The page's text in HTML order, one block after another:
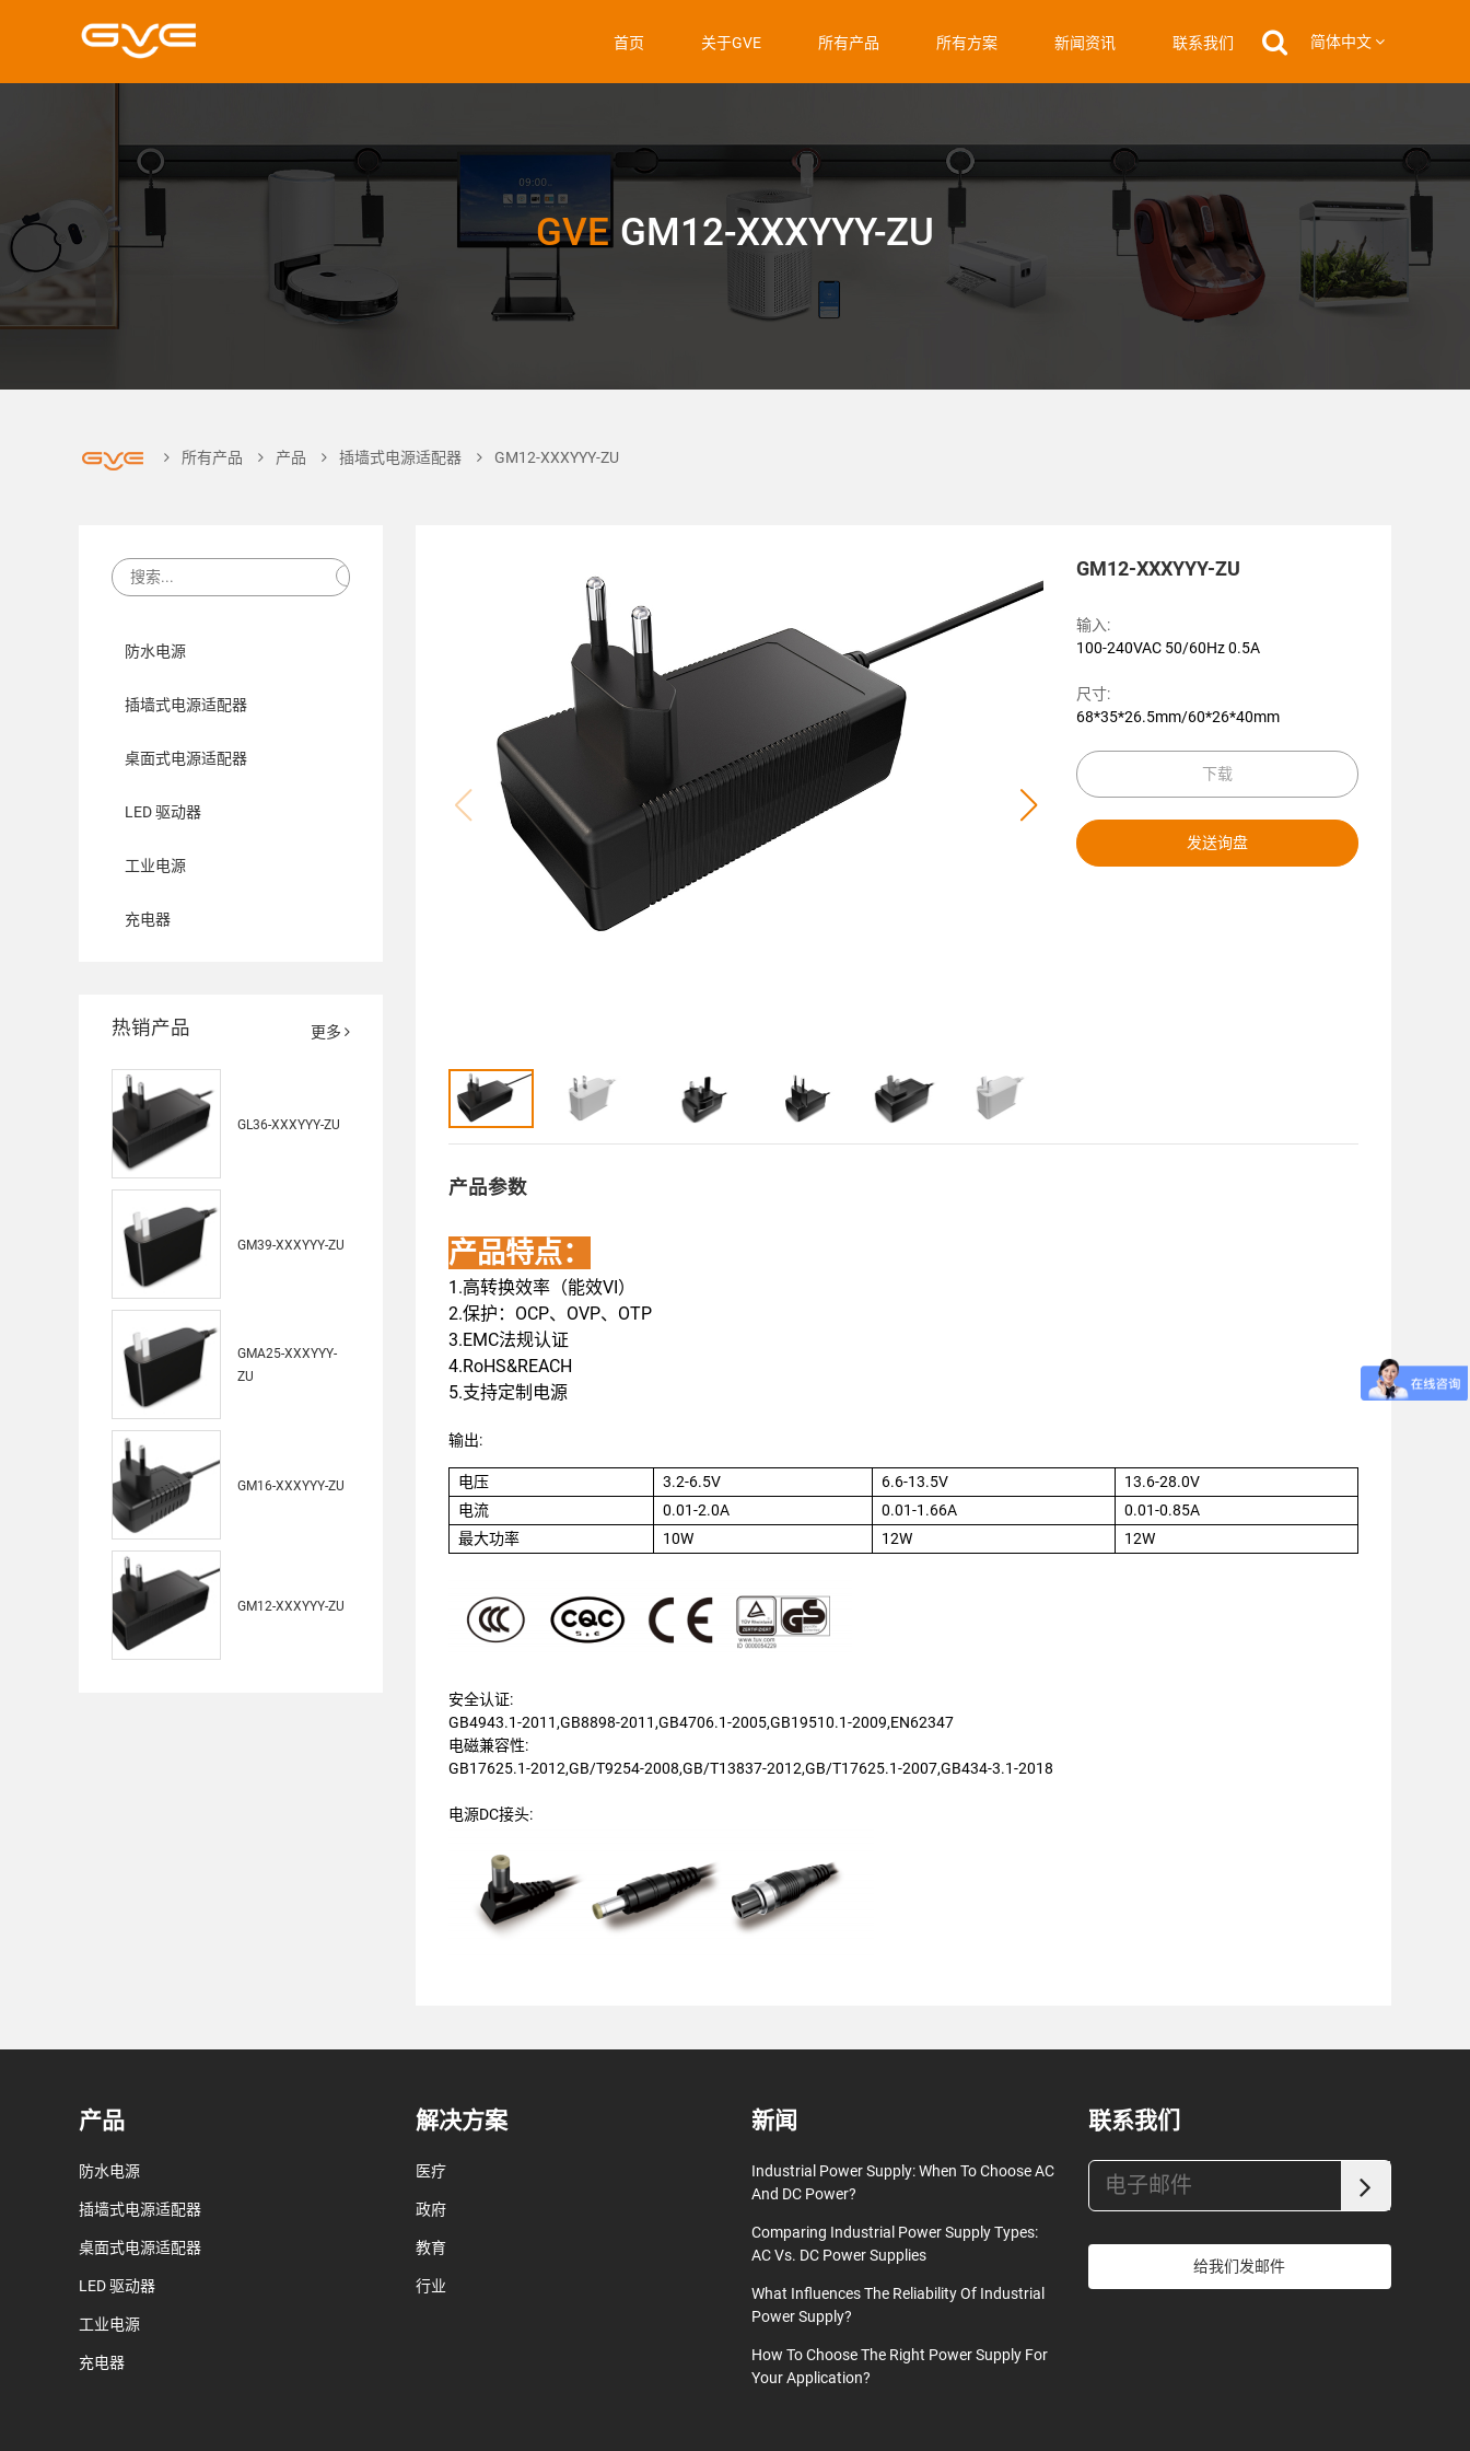
首页 关于GVE 所有产品 所有方案 新闻资讯 联系我们 简体中文
GVE GM12-XXXYYY-ZU
所有产品 产品 插墙式电源适配器 GM12-XXXYYY-ZU
GM12-XXXYYY-ZU
输入:
100-240VAC 50/60Hz 0.5A
尺寸:
68*35*26.5mm/60*26*40mm
下载
发送询盘
产品参数
产品特点：
1.高转换效率（能效VI）
2.保护：OCP、OVP、OTP
3.EMC法规认证
4.RoHS&REACH
5.支持定制电源
输出:
电压 3.2-6.5V 6.6-13.5V
13.6-28.0V
电流
0.01-2.0A 0.01-1.66A
0.01-0.85A
最大功率
10W 12W 12W
安全认证:
GB4943.1-2011,GB8898-2011,GB4706.1-2005,GB19510.1-2009,EN62347
电磁兼容性:
GB17625.1-2012,GB/T9254-2008,GB/T13837-2012,GB/T17625.1-2007,GB434-3.1-2018
电源DC接头:
防水电源
插墙式电源适配器
桌面式电源适配器
LED 驱动器
工业电源
充电器
热销产品 更多
GL36-XXXYYY-ZU
GM39-XXXYYY-ZU
GMA25-XXXYYY-
ZU
GM16-XXXYYY-ZU
GM12-XXXYYY-ZU
产品
防水电源
插墙式电源适配器
桌面式电源适配器
LED 驱动器
工业电源
充电器
解决方案
医疗
政府
教育
行业
新闻
Industrial Power Supply: When To Choose AC
And DC Power?
Comparing Industrial Power Supply Types:
AC Vs. DC Power Supplies
What Influences The Reliability Of Industrial
Power Supply?
How To Choose The Right Power Supply For
Your Application?
联系我们
给我们发邮件